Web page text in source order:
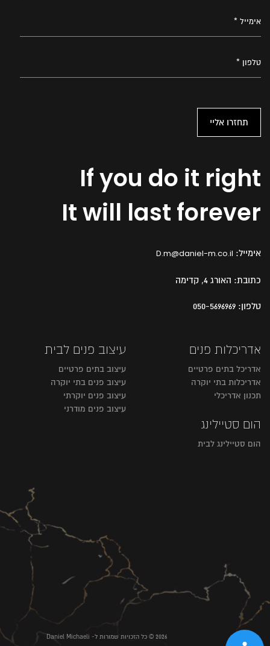
If you do it right
It will last forever
אימייל: D.m@daniel-m.co.il
כתובת: האורג 4, קדימה
טלפון: 050-5696969
אדריכלות פנים
אדריכל בתים פרטיים
אדריכלות בתי יוקרה
תכנון אדריכלי
עיצוב פנים לבית
עיצוב בתים פרטיים
עיצוב פנים בתי יוקרה
עיצוב פנים יוקרתי
עיצוב פנים מודרני
הום סטיילינג
הום סטיילינג לבית
2026 © כל הזכויות שמורות ל- Daniel Michaeli